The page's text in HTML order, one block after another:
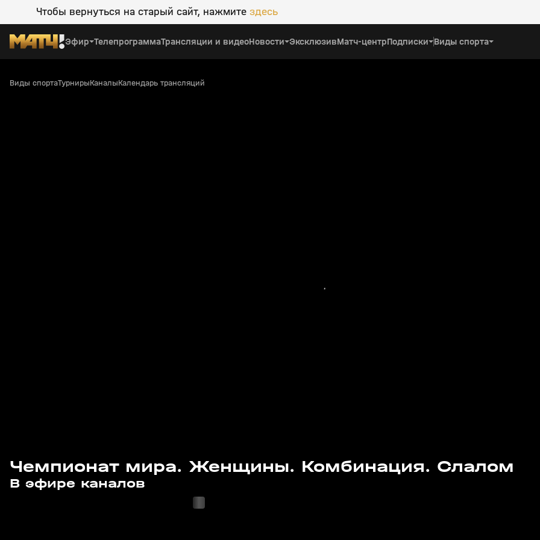
Чтобы вернуться на старый сайт, нажмите здесь
Эфир ТелепрограммаТрансляции и видеоНовости ЭксклюзивМатч-центрПодписки Виды спорта
Виды спортаТурнирыКаналыКалендарь трансляций
Чемпионат мира. Женщины. Комбинация. Слалом
В эфире каналов
с 22:35 с 21:40